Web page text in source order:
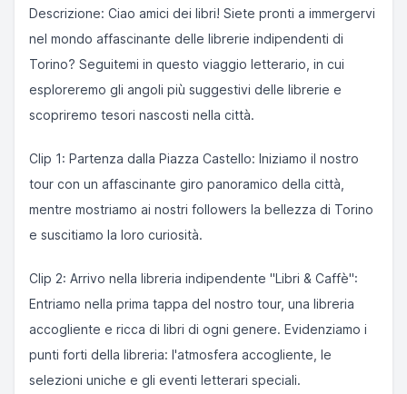
Descrizione: Ciao amici dei libri! Siete pronti a immergervi
nel mondo affascinante delle librerie indipendenti di
Torino? Seguitemi in questo viaggio letterario, in cui
esploreremo gli angoli più suggestivi delle librerie e
scopriremo tesori nascosti nella città.
Clip 1: Partenza dalla Piazza Castello: Iniziamo il nostro
tour con un affascinante giro panoramico della città,
mentre mostriamo ai nostri followers la bellezza di Torino
e suscitiamo la loro curiosità.
Clip 2: Arrivo nella libreria indipendente "Libri & Caffè":
Entriamo nella prima tappa del nostro tour, una libreria
accogliente e ricca di libri di ogni genere. Evidenziamo i
punti forti della libreria: l'atmosfera accogliente, le
selezioni uniche e gli eventi letterari speciali.